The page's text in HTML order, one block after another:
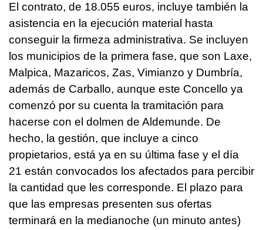
El contrato, de 18.055 euros, incluye también la
asistencia en la ejecución material hasta
conseguir la firmeza administrativa. Se incluyen
los municipios de la primera fase, que son Laxe,
Malpica, Mazaricos, Zas, Vimianzo y Dumbría,
además de Carballo, aunque este Concello ya
comenzó por su cuenta la tramitación para
hacerse con el dolmen de Aldemunde. De
hecho, la gestión, que incluye a cinco
propietarios, está ya en su última fase y el día
21 están convocados los afectados para percibir
la cantidad que les corresponde. El plazo para
que las empresas presenten sus ofertas
terminará en la medianoche (un minuto antes)